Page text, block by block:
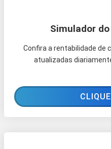
Simulador
Confira a rentabilidade de
atualizadas